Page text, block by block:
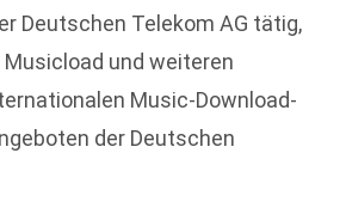
Deutschen Telekom AG tätig,
und weiteren
Music-Download-
der Deutschen